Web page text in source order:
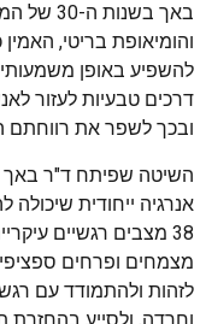
והומיאופת בריטי,
להשפיע באופן
דרכים טבעיות לעזור
ובכך לשפר את רווחתם
השיטה שפיתח ד"ר באך
אנרגיה ייחודית
38 מצבים רגשיים
מצמחים ופרחים
לזהות ולהתמודד עם